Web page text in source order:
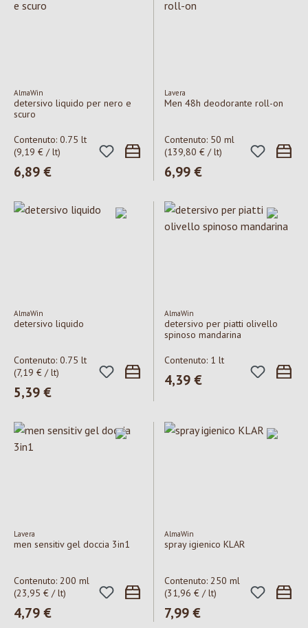
AlmaWin
detersivo liquido per nero e
scuro
Contenuto: 0.75 lt
(9,19 € / lt)
Prezzo normale:
6,89 €
Lavera
Men 48h deodorante roll-on
Contenuto: 50 ml
(139,80 € / lt)
Prezzo normale:
6,99 €
AlmaWin
detersivo liquido
Contenuto: 0.75 lt
(7,19 € / lt)
Prezzo normale:
5,39 €
AlmaWin
detersivo per piatti olivello
spinoso mandarina
Contenuto: 1 lt
Prezzo normale:
4,39 €
Lavera
men sensitiv gel doccia 3in1
Contenuto: 200 ml
(23,95 € / lt)
Prezzo normale:
4,79 €
AlmaWin
spray igienico KLAR
Contenuto: 250 ml
(31,96 € / lt)
Prezzo normale:
7,99 €